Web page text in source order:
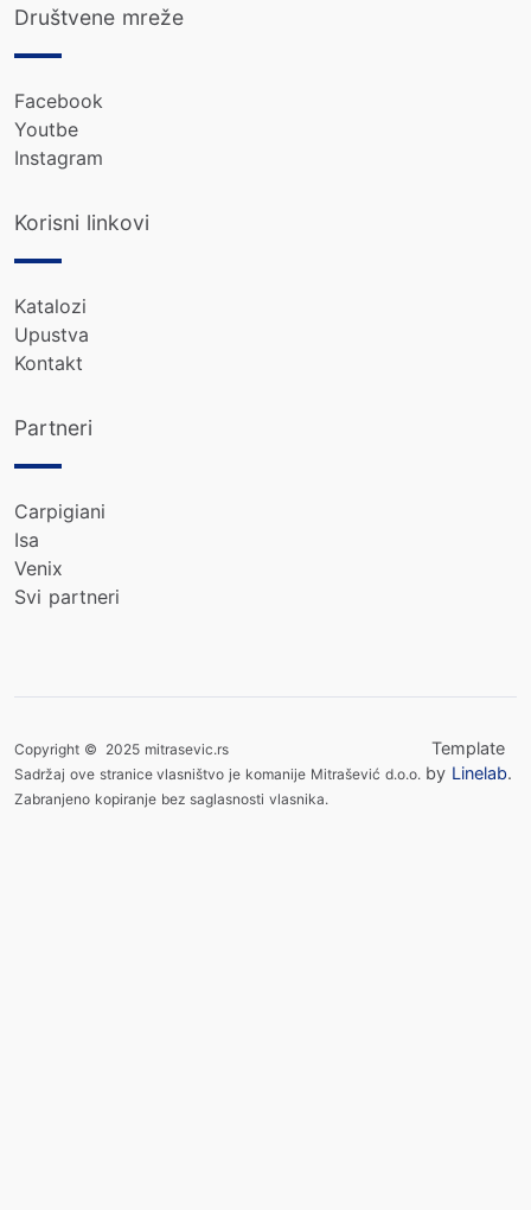
Društvene mreže
Facebook
Youtbe
Instagram
Korisni linkovi
Katalozi
Upustva
Kontakt
Partneri
Carpigiani
Isa
Venix
Svi partneri
Copyright © 2025 mitrasevic.rs
Sadržaj ove stranice vlasništvo je komanije Mitrašević d.o.o.
Zabranjeno kopiranje bez saglasnosti vlasnika.
Template
by Linelab.